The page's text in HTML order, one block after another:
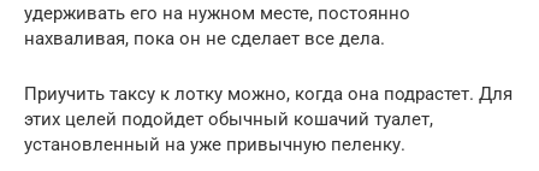
удерживать его на нужном месте, постоянно
нахваливая, пока он не сделает все дела.
Приучить таксу к лотку можно, когда она подрастет. Для
этих целей подойдет обычный кошачий туалет,
установленный на уже привычную пеленку.